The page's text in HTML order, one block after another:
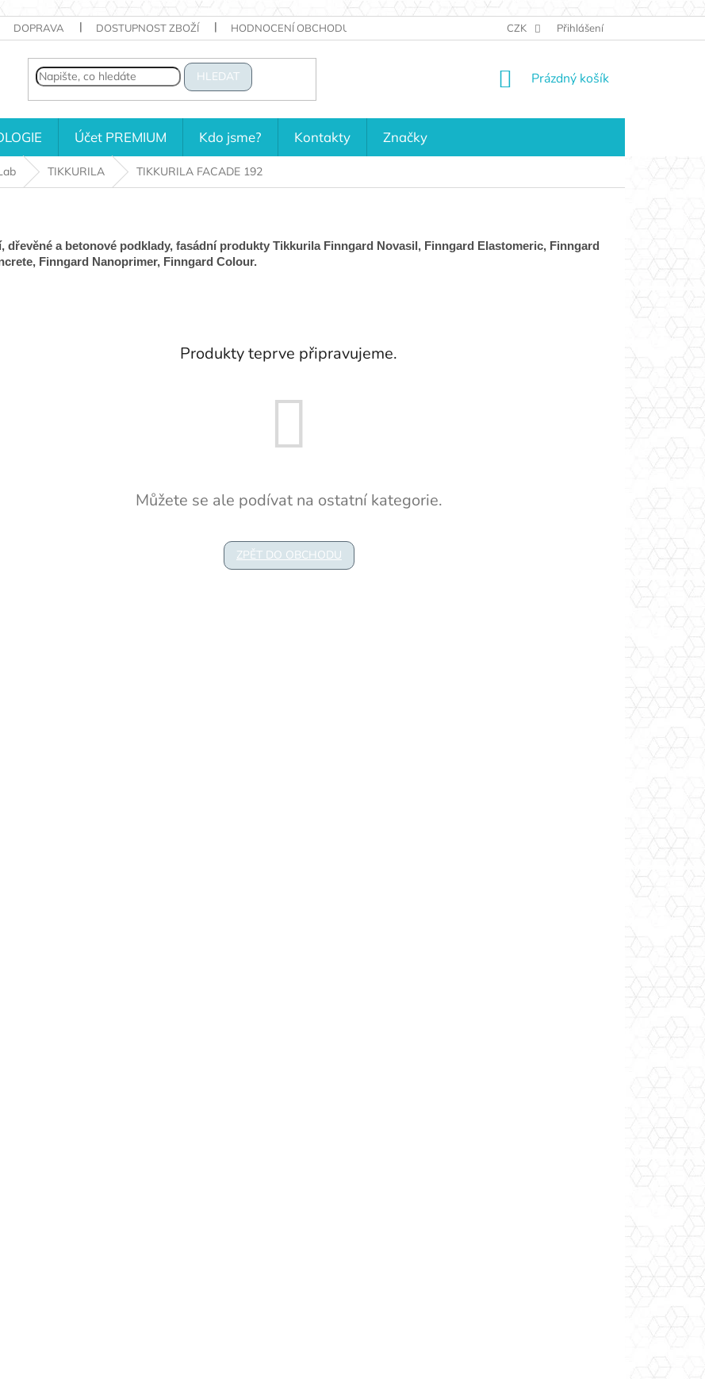
DOPRAVA DOSTUPNOST ZBOŽÍ HODNOCENÍ OBCHODU KONTAKTY KDO JSME?
CZK Přihlášení
HLEDAT
NÁKUPNÍ
Prázdný košík
Účet PREMIUM Kdo jsme? Kontakty Značky
TIKKURILA TIKKURILA FACADE 192
a betonové podklady, fasádní produkty Tikkurila Finngard Novasil, Finngard Elastomeric, Finngard
Finngard Nanoprimer, Finngard Colour.
Produkty teprve připravujeme.
Můžete se ale podívat na ostatní kategorie.
ZPĚT DO OBCHODU